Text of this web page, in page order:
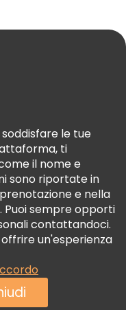
le tue
ti
il nome e
sono riportate in
e nella
. Puoi sempre opporti
contattandoci.
un'esperienza